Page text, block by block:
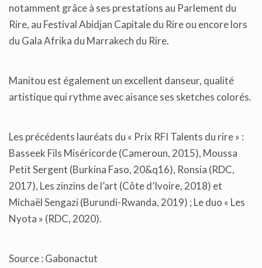
notamment grâce à ses prestations au Parlement du
Rire, au Festival Abidjan Capitale du Rire ou encore lors
du Gala Afrika du Marrakech du Rire.
Manitou est également un excellent danseur, qualité
artistique qui rythme avec aisance ses sketches colorés.
Les précédents lauréats du « Prix RFI Talents du rire » :
Basseek Fils Miséricorde (Cameroun, 2015), Moussa
Petit Sergent (Burkina Faso, 20&q16), Ronsia (RDC,
2017), Les zinzins de l’art (Côte d’Ivoire, 2018) et
Michaël Sengazi (Burundi-Rwanda, 2019) ; Le duo « Les
Nyota » (RDC, 2020).
Source : Gabonactut